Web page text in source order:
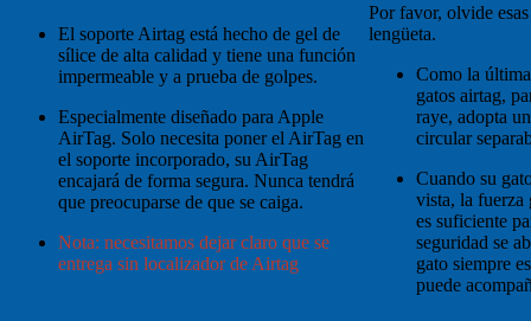
El soporte Airtag está hecho de gel de
sílice de alta calidad y tiene una función
impermeable y a prueba de golpes.
Especialmente diseñado para Apple
AirTag. Solo necesita poner el AirTag en
el soporte incorporado, su AirTag
encajará de forma segura. Nunca tendrá
que preocuparse de que se caiga.
Nota: necesitamos dejar claro que se
entrega sin localizador de Airtag
Por favor, olvide
lengüeta.
Como la
gatos airtag,
raye, adopta
circular
Cuando su
vista, la fuerza
es suficiente
seguridad se
gato siempre
puede